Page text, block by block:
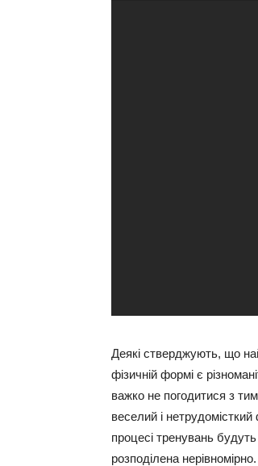
Деякі стверджують, що
фізичній формі є
важко не погодитися з
веселий і
процесі тренувань
розподілена нерівномірно.